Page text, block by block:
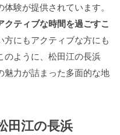
験が提供されています。
クティブな時間を過ごすこ
方にもアクティブな方にも
のように、松田江の長浜
魅力が詰まった多面的な地
田江の長浜